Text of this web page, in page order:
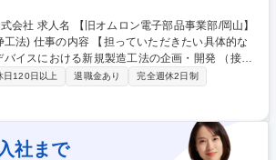
事業部/岡山】
たい具体的な
イスにおける新規製造工法の企画・開発 （接点
組立など） ■既存製造プロセスの改
留まり改善、生産性向上、設備最適化） ■新規工
導入支援 ■国内外工場との連携によるグローバル
必要な実験計画立案、データ解析、品質評価 募
部品事業部/岡山】現場品質向上 (接点洗浄工法)
日120日以上 退職金あり
完全週休2日制
入社まで